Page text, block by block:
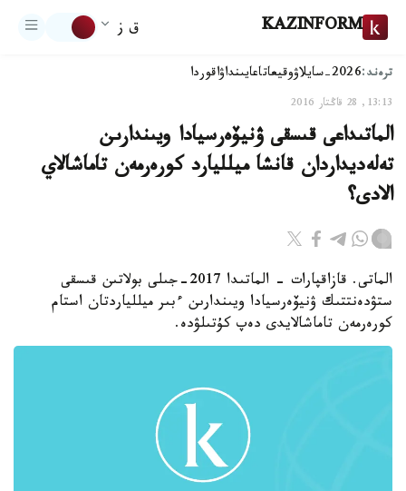
KAZINFORM ق ز
ترەند:2026-سايلاۋ وقيعاتاعايىنداۋاقوردا
13:13, 28 قاڭتار 2016
الماتىداعى قىسقى ۋنيۆەرسيادا ويىندارىن
تەلەديداردان قانشا ميلليارد كورەرمەن تاماشالاي
الادى؟
الماتى. قازاقپارات - الماتىدا 2017-جىلى بولاتىن قىسقى
ستۋدەنتتىك ۋنيۆەرسيادا ويىندارىن ءبىر ميللياردتان استام
كورەرمەن تاماشالايدى دەپ كۇتىلۋدە.